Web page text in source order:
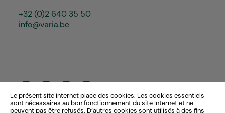
Le présent site internet place des cookies. Les cookies essentiels
sont nécessaires au bon fonctionnement du site Internet et ne
peuvent pas être refusés. D’autres cookies sont utilisés à des fins
+32 (0)2 640 35 50
info@varia.be